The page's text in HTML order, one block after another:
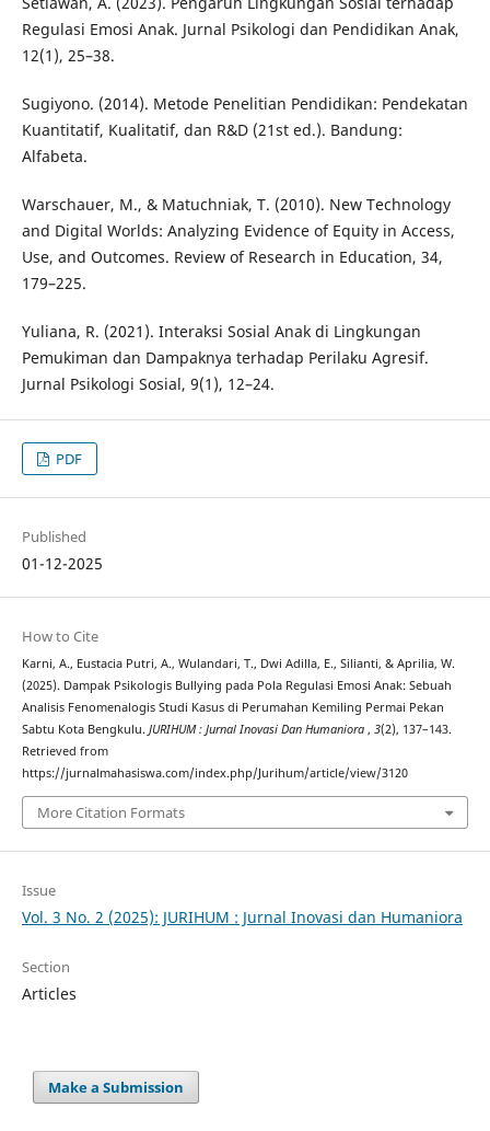
Regulasi Emosi Anak. Jurnal Psikologi dan Pendidikan Anak,
12(1), 25–38.
Sugiyono. (2014). Metode Penelitian Pendidikan: Pendekatan
Kuantitatif, Kualitatif, dan R&D (21st ed.). Bandung:
Alfabeta.
Warschauer, M., & Matuchniak, T. (2010). New Technology
and Digital Worlds: Analyzing Evidence of Equity in Access,
Use, and Outcomes. Review of Research in Education, 34,
179–225.
Yuliana, R. (2021). Interaksi Sosial Anak di Lingkungan
Pemukiman dan Dampaknya terhadap Perilaku Agresif.
Jurnal Psikologi Sosial, 9(1), 12–24.
PDF
Published
01-12-2025
How to Cite
Karni, A., Eustacia Putri, A., Wulandari, T., Dwi Adilla, E., Silianti, & Aprilia, W.
(2025). Dampak Psikologis Bullying pada Pola Regulasi Emosi Anak: Sebuah
Analisis Fenomenalogis Studi Kasus di Perumahan Kemiling Permai Pekan
Sabtu Kota Bengkulu. JURIHUM : Jurnal Inovasi Dan Humaniora , 3(2), 137–143.
Retrieved from
https://jurnalmahasiswa.com/index.php/Jurihum/article/view/3120
More Citation Formats
Issue
Vol. 3 No. 2 (2025): JURIHUM : Jurnal Inovasi dan Humaniora
Section
Articles
Make a Submission